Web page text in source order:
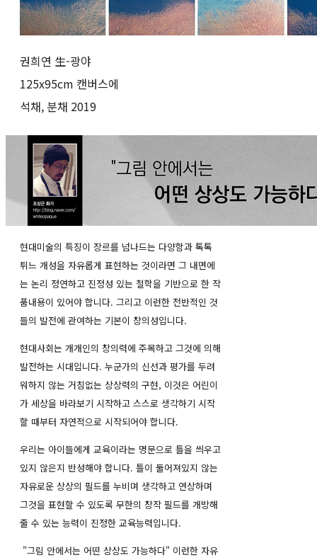
권희연 生-광야
125x95cm 캔버스에
석채, 분채 2019
현대미술의 특징이 장르를 넘나드는 다양함과 톡톡
튀느 개성을 자유롭게 표현하는 것이라면 그 내면에
는 논리 정연하고 진정성 있는 철학을 기반으로 한 작
품내용이 있어야 합니다. 그리고 이런한 전반적인 것
들의 발전에 관여하는 기본이 창의성입니다.
현대사회는 개개인의 창의력에 주목하고 그것에 의해
발전하는 시대입니다. 누군가의 신선과 평가를 두려
워하지 않는 거침없는 상상력의 구현, 이것은 어린이
가 세상을 바라보기 시작하고 스스로 생각하기 시작
할 때부터 자연적으로 시작되어야 합니다.
우리는 아이들에게 교육이라는 명문으로 틀을 씌우고
있지 않은지 반성해야 합니다. 틀이 둘어져있지 않는
자유로운 상상의 필드를 누비며 생각하고 연상하며
그것을 표현할 수 있도록 무한의 창작 필드를 개방해
줄 수 있는 능력이 진정한 교육능력입니다.
"그림 안에서는 어떤 상상도 가능하다" 이런한 자유